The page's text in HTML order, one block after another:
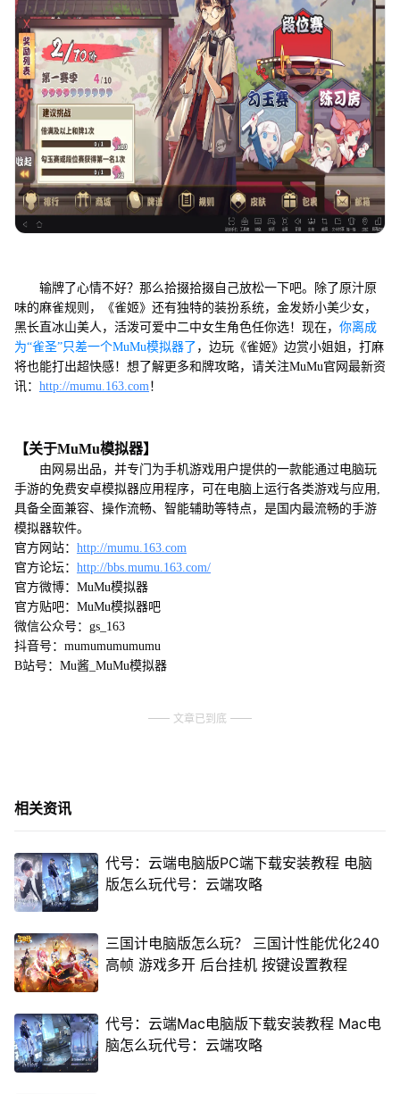
输牌了心情不好？那么拾掇拾掇自己放松一下吧。除了原汁原
味的麻雀规则，《雀姬》还有独特的装扮系统，金发娇小美少女，
黑长直冰山美人，活泼可爱中二中女生角色任你选！现在， 你离成
为“雀圣”只差一个MuMu模拟器了 ，边玩《雀姬》边赏小姐姐，打麻
将也能打出超快感！想了解更多和牌攻略，请关注MuMu官网最新资
讯： http://mumu.163.com ！
【关于MuMu模拟器】
由网易出品，并专门为手机游戏用户提供的一款能通过电脑玩
手游的免费安卓模拟器应用程序，可在电脑上运行各类游戏与应用,
具备全面兼容、操作流畅、智能辅助等特点，是国内最流畅的手游
模拟器软件。
官方网站： http://mumu.163.com
官方论坛： http://bbs.mumu.163.com/
官方微博：MuMu模拟器
官方贴吧：MuMu模拟器吧
微信公众号：gs_163
抖音号：mumumumumumu
B站号：Mu酱_MuMu模拟器
文章已到底
相关资讯
代号：云端电脑版PC端下载安装教程 电脑
版怎么玩代号：云端攻略
三国计电脑版怎么玩？ 三国计性能优化240
高帧 游戏多开 后台挂机 按键设置教程
代号：云端Mac电脑版下载安装教程 Mac电
脑怎么玩代号：云端攻略